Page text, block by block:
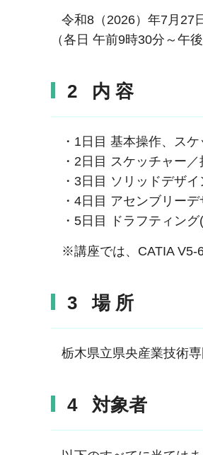
令和8（2026）年7月27
（各日 午前9時30分～午
2 内 容
・1日目 基本操作、スケ
・2日目 スケッチャー／
・3日目 ソリッドデザイ
・4日目 アセンブリーデ
・5日目 ドラフティン
※講座では、CATIA V5-6
3 場 所
栃木県立県央産業技術専
4 対象者